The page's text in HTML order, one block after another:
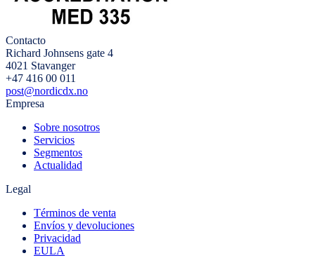
Contacto
Richard Johnsens gate 4
4021 Stavanger
+47 416 00 011
post@nordicdx.no
Empresa
Sobre nosotros
Servicios
Segmentos
Actualidad
Legal
Términos de venta
Envíos y devoluciones
Privacidad
EULA